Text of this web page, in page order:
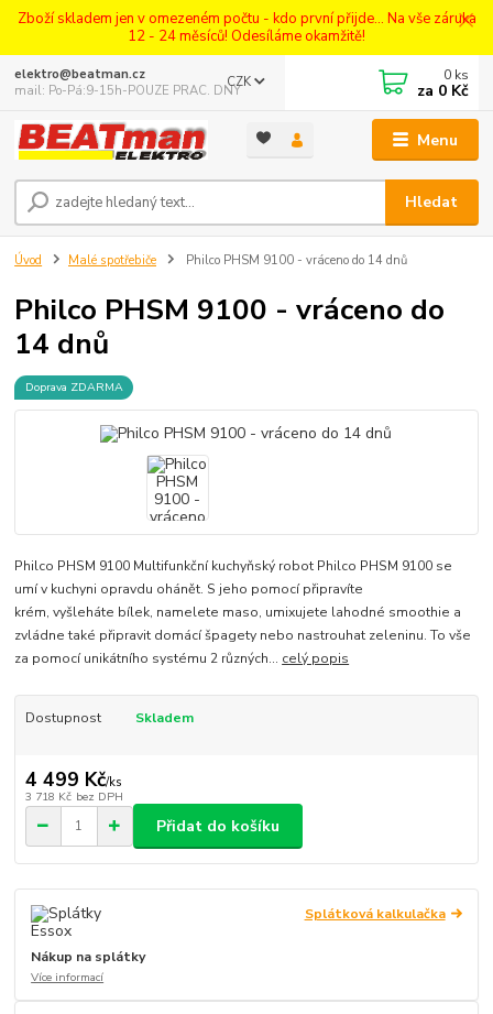
Zboží skladem jen v omezeném počtu - kdo první přijde... Na vše záruka
12 - 24 měsíců! Odesíláme okamžitě!
Menu
CZK
Hledat
elektro@beatman.cz
mail: Po-Pá:9-15h-POUZE PRAC. DNY
0 ks
za 0 Kč
Úvod Malé spotřebiče Philco PHSM 9100 - vráceno do 14 dnů
Philco PHSM 9100 - vráceno do
14 dnů
Doprava ZDARMA
Philco PHSM 9100 Multifunkční kuchyňský robot Philco PHSM 9100 se
umí v kuchyni opravdu ohánět. S jeho pomocí připravíte
krém, vyšleháte bílek, namelete maso, umixujete lahodné smoothie a
zvládne také připravit domácí špagety nebo nastrouhat zeleninu. To vše
za pomocí unikátního systému 2 různých... celý popis
Dostupnost Skladem
4 499 Kč/ks
3 718 Kč bez DPH
Přidat do košíku
Splátková kalkulačka
Nákup na splátky
Více informací